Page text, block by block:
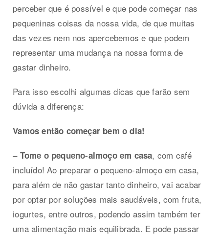
perceber que é possível e que pode começar nas
pequeninas coisas da nossa vida, de que muitas
das vezes nem nos apercebemos e que podem
representar uma mudança na nossa forma de
gastar dinheiro.
Para isso escolhi algumas dicas que farão sem
dúvida a diferença:
Vamos então começar bem o dia!
– Tome o pequeno-almoço em casa, com café
incluído! Ao preparar o pequeno-almoço em casa,
para além de não gastar tanto dinheiro, vai acabar
por optar por soluções mais saudáveis, com fruta,
iogurtes, entre outros, podendo assim também ter
uma alimentação mais equilibrada. E pode passar